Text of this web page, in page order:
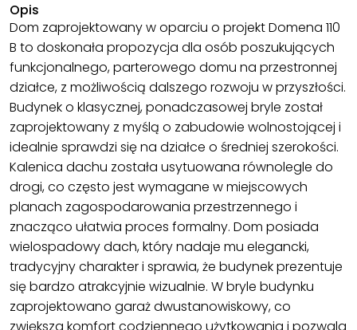
Opis
Dom zaprojektowany w oparciu o projekt Domena 110
B to doskonała propozycja dla osób poszukujących
funkcjonalnego, parterowego domu na przestronnej
działce, z możliwością dalszego rozwoju w przyszłości.
Budynek o klasycznej, ponadczasowej bryle został
zaprojektowany z myślą o zabudowie wolnostojącej i
idealnie sprawdzi się na działce o średniej szerokości.
Kalenica dachu została usytuowana równolegle do
drogi, co często jest wymagane w miejscowych
planach zagospodarowania przestrzennego i
znacząco ułatwia proces formalny. Dom posiada
wielospadowy dach, który nadaje mu elegancki,
tradycyjny charakter i sprawia, że budynek prezentuje
się bardzo atrakcyjnie wizualnie. W bryle budynku
zaprojektowano garaż dwustanowiskowy, co